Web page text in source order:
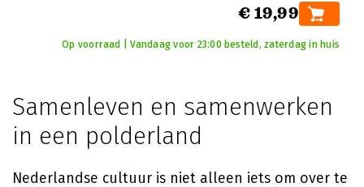
€ 19,99
Op voorraad | Vandaag voor 23:00 besteld, zaterdag in huis
Samenleven en samenwerken
in een polderland
Nederlandse cultuur is niet alleen iets om over te